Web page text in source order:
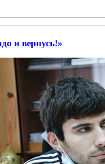
и вернусь!»